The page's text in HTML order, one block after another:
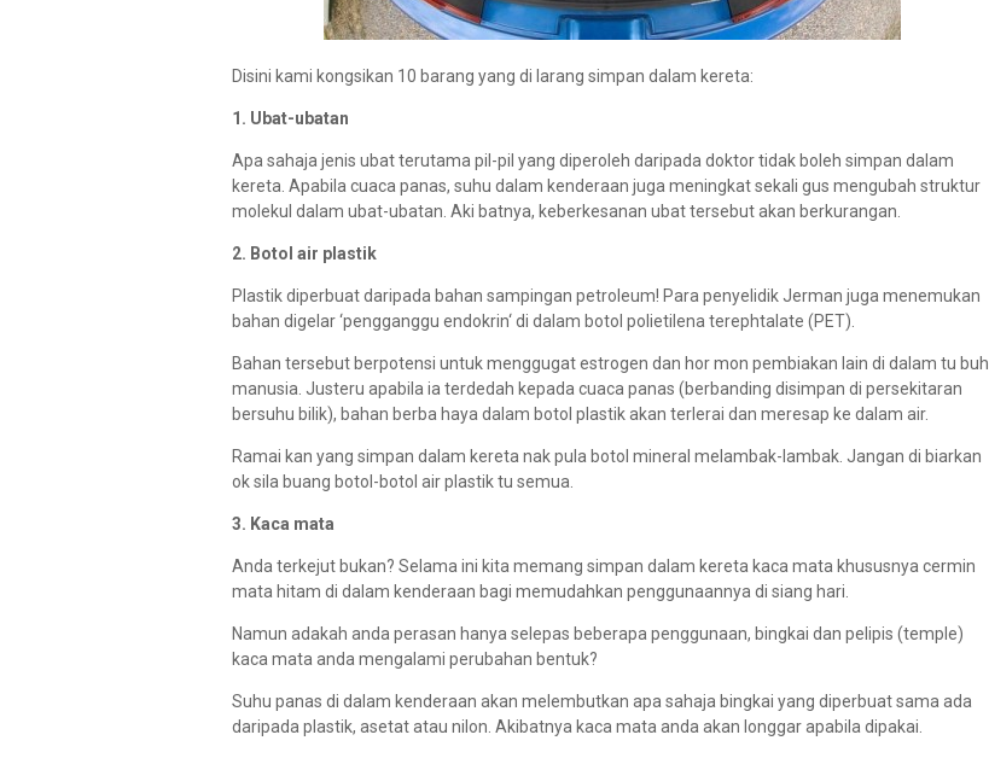
Disini kami kongsikan 10 barang yang di larang simpan dalam kereta:
1. Ubat-ubatan
Apa sahaja jenis ubat terutama pil-pil yang diperoleh daripada doktor tidak boleh simpan dalam
kereta. Apabila cuaca panas, suhu dalam kenderaan juga meningkat sekali gus mengubah struktur
molekul dalam ubat-ubatan. Aki batnya, keberkesanan ubat tersebut akan berkurangan.
2. Botol air plastik
Plastik diperbuat daripada bahan sampingan petroleum! Para penyelidik Jerman juga menemukan
bahan digelar ‘pengganggu endokrin‘ di dalam botol polietilena terephtalate (PET).
Bahan tersebut berpotensi untuk menggugat estrogen dan hor mon pembiakan lain di dalam tu buh
manusia. Justeru apabila ia terdedah kepada cuaca panas (berbanding disimpan di persekitaran
bersuhu bilik), bahan berba haya dalam botol plastik akan terlerai dan meresap ke dalam air.
Ramai kan yang simpan dalam kereta nak pula botol mineral melambak-lambak. Jangan di biarkan
ok sila buang botol-botol air plastik tu semua.
3. Kaca mata
Anda terkejut bukan? Selama ini kita memang simpan dalam kereta kaca mata khususnya cermin
mata hitam di dalam kenderaan bagi memudahkan penggunaannya di siang hari.
Namun adakah anda perasan hanya selepas beberapa penggunaan, bingkai dan pelipis (temple)
kaca mata anda mengalami perubahan bentuk?
Suhu panas di dalam kenderaan akan melembutkan apa sahaja bingkai yang diperbuat sama ada
daripada plastik, asetat atau nilon. Akibatnya kaca mata anda akan longgar apabila dipakai.